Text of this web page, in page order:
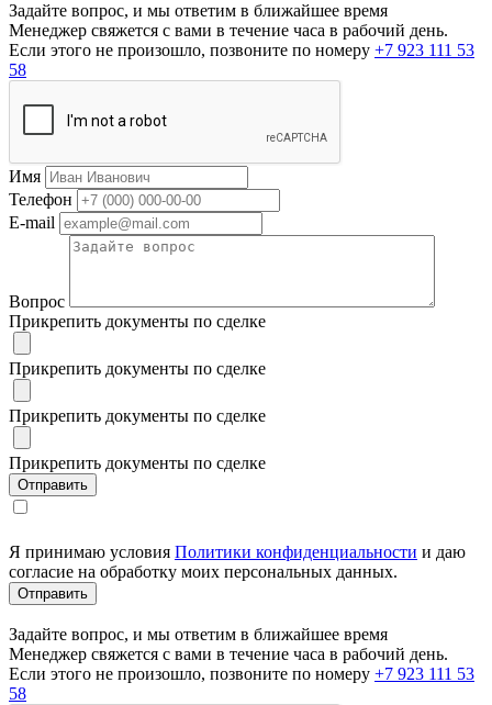
Задайте вопрос, и мы ответим в ближайшее время
Менеджер свяжется с вами в течение часа в рабочий день.
Если этого не произошло, позвоните по номеру +7 923 111 53
58
Имя
Телефон
E-mail
Вопрос
Прикрепить документы по сделке
Прикрепить документы по сделке
Прикрепить документы по сделке
Прикрепить документы по сделке
Я принимаю условия Политики конфиденциальности и даю
согласие на обработку моих персональных данных.
Задайте вопрос, и мы ответим в ближайшее время
Менеджер свяжется с вами в течение часа в рабочий день.
Если этого не произошло, позвоните по номеру +7 923 111 53
58